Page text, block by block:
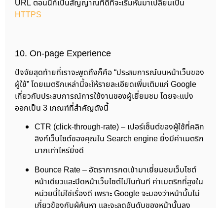
URL ตอนนี้ก็เป็นสัญญาณที่ดีที่จะเริ่มหันมาเปลี่ยนเป็น
HTTPS
10. On-page Experience
ปัจจัยสุดท้ายที่เราจะพูดถึงก็คือ “ประสบการณ์บนหน้าเว็บของ
ผู้ใช้” โดยเมตริกเหล่านี้จะให้รายละเอียดเพิ่มเติมแก่ Google
เกี่ยวกับประสบการณ์การใช้งานของผู้เยี่ยมชม โดยจะแบ่ง
ออกเป็น 3 เกณฑ์ที่สำคัญดังนี้
CTR (click-through-rate) – เปอร์เซ็นต์ของผู้ใช้ที่คลิก
ลิงก์เว็บไซต์ของคุณใน Search engine ยิ่งมีค่าเมตริก
มากเท่าไหร่ยิ่งดี
Bounce Rate – อัตราการกดเข้ามาเยี่ยมชมเว็บไซต์
หน้าเดียวและปิดหน้าเว็บไซต์ไปในทันที ค่าเมตริกที่สูงใน
หน่วยนี้ไม่ใช่เรื่องดี เพราะ Google จะมองว่าหน้านั้นไม่
เกี่ยวข้องกับผู้ค้นหา และจะลดอันดับของหน้านั้นลง